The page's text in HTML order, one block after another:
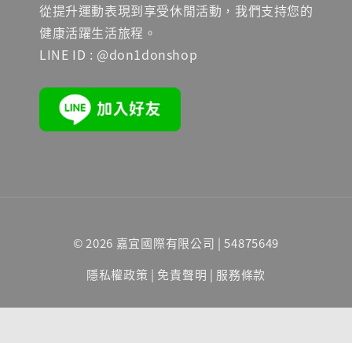
從提升運動表現到享受休閒活動，我們支持您的
健康活躍生活旅程。
LINE ID : @don1donshop
© 2026 嘉宜國際有限公司 | 54875649
隱私權政策 | 免責聲明 | 服務條款